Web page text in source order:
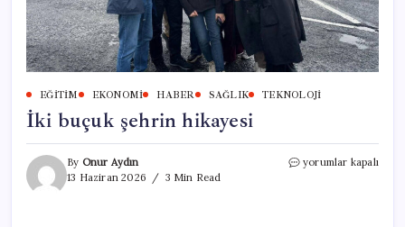
EĞITIM EKONOMI HABER SAĞLIK TEKNOLOJI
İki buçuk şehrin hikayesi
By Onur Aydın
13 Haziran 2026
3 Min Read
İki
yorumlar kapalı